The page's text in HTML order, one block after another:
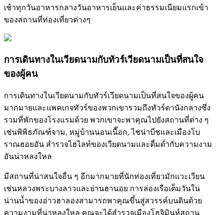
เช้าทุกวันอาหารกลางวันอาหารเย็นและค่าธรรมเนียมแรกเข้า
ของสถานที่ท่องเที่ยวต่างๆ
การเดินทางในเวียดนามกับทัวร์เวียดนามเป็นที่สนใจ
ของผู้คน
การเดินทางในเวียดนามกับทัวร์เวียดนามเป็นที่สนใจของผู้คน
มากมายและแพคเกจทัวร์ของพวกเขารวมถึงทัวร์ดานังกลางซึ่ง
รวมที่พักของโรงแรมด้วย พวกเขาจะพาคุณไปยังสถานที่ต่าง ๆ
เช่นพิพิธภัณฑ์จาม, หมู่บ้านนอนเนื๊อก, ไชน่าบีชและเมืองโบ
ราณฮอยอัน สำรวจไฮไลท์ของเวียดนามและดื่มด่ำกับความงาม
อันน่าหลงใหล
มีสถานที่น่าสนใจอื่น ๆ อีกมากมายที่นักท่องเที่ยวมักแวะเวียน
เช่นหลวงพระบางลาวและย่านฮานอย การล่องเรือเต็มวันใน
น่านน้ำของอ่าวฮาลองสามารถพาคุณขึ้นสู่สวรรค์บนดินด้วย
ความงามที่น่าหลงใหล คุณจะได้สำรวจเมืองโฮจิมินห์สถาน